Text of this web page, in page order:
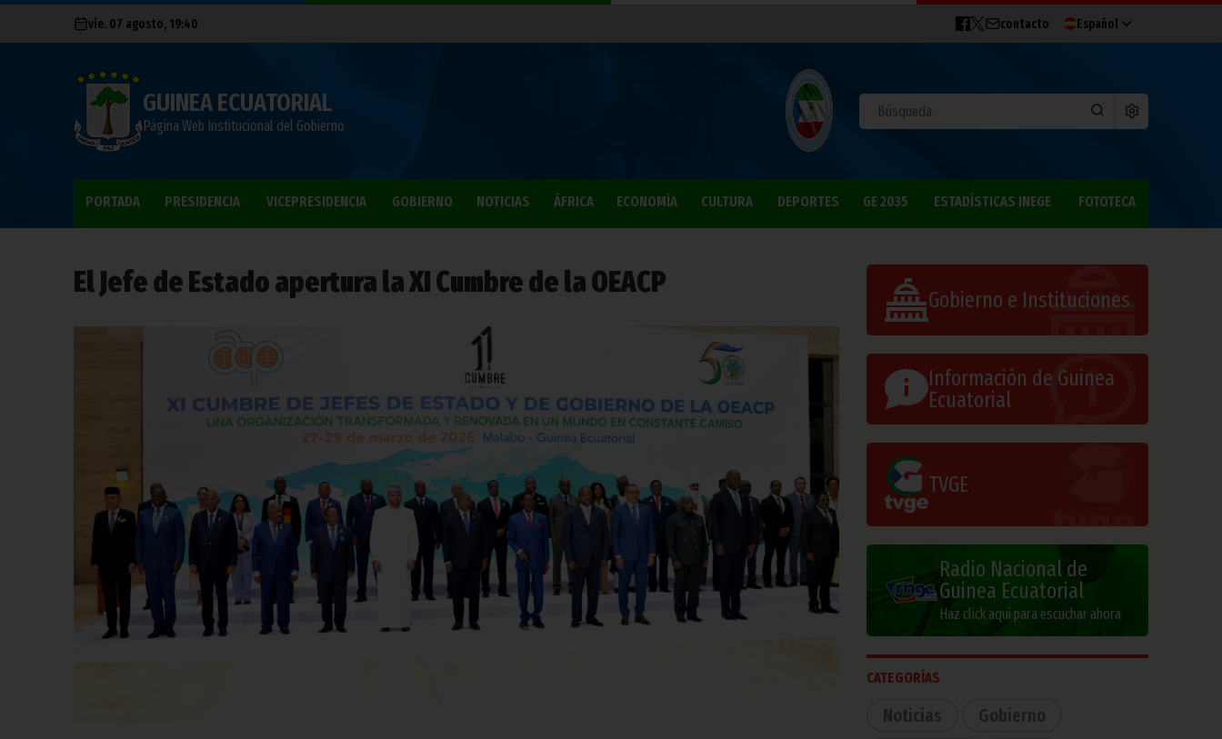
vie. 07 agosto, 19:40 contacto Español
GUINEA ECUATORIAL
Página Web Institucional del Gobierno
PORTADA PRESIDENCIA VICEPRESIDENCIA GOBIERNO NOTICIAS ÁFRICA ECONOMÍA CULTURA DEPORTES GE 2035 ESTADÍSTICAS INEGE FOTOTECA
El Jefe de Estado apertura la XI Cumbre de la OEACP
Gobierno e Instituciones
Información de Guinea
Ecuatorial
TVGE
Radio Nacional de
Guinea Ecuatorial
Haz click aquí para escuchar ahora
CATEGORÍAS
Noticias
Gobierno